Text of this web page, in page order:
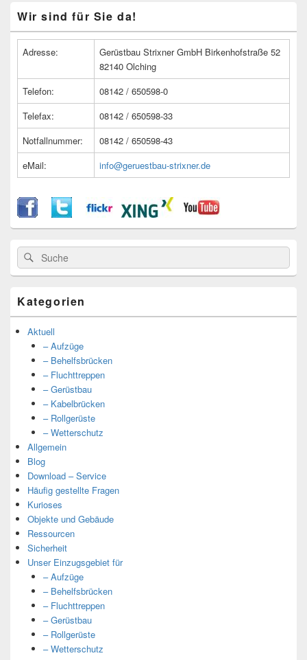
Seitenleisten
Widget-
Wir sind für Sie da!
Adresse:
Gerüstbau Strixner GmbH Birkenhofstraße 52
82140 Olching
Telefon:
08142 / 650598-0
Telefax:
08142 / 650598-33
Notfallnummer:
08142 / 650598-43
eMail:
info@geruestbau-strixner.de
Suche
nach:
Suche
Kategorien
Aktuell
– Aufzüge
– Behelfsbrücken
– Fluchttreppen
– Gerüstbau
– Kabelbrücken
– Rollgerüste
– Wetterschutz
Allgemein
Blog
Download – Service
Häufig gestellte Fragen
Kurioses
Objekte und Gebäude
Ressourcen
Sicherheit
Unser Einzugsgebiet für
– Aufzüge
– Behelfsbrücken
– Fluchttreppen
– Gerüstbau
– Rollgerüste
– Wetterschutz